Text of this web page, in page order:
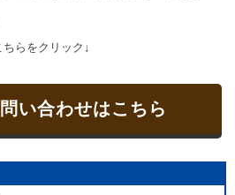
らをクリック↓
い合わせはこちら